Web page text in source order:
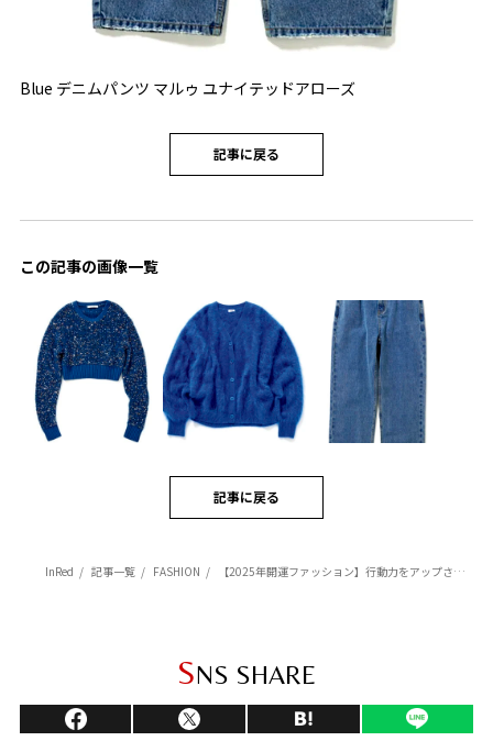
Blue デニムパンツ マルゥ ユナイテッドアローズ
記事に戻る
この記事の画像一覧
記事に戻る
InRed 記事一覧 FASHION 【2025年開運ファッション】行動力をアップさせる『ブルー』のアイテム3選
SNS SHARE